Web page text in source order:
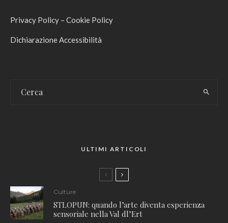
Privacy Policy – Cookie Policy
Dichiarazione Accessibilità
ULTIMI ARTICOLI
Culture
STLOPUN: quando l’arte diventa esperienza
sensoriale nella Val dl’Ert